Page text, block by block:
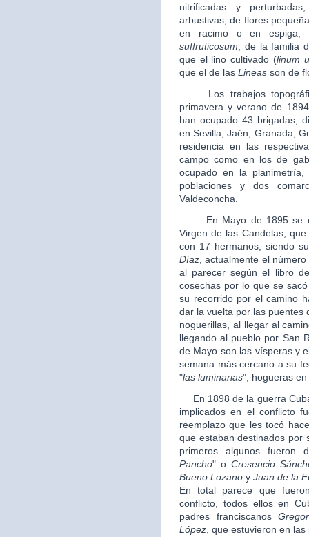
nitrificadas y
arbustivas, de flores
en racimo o en
suffruticosum , de la familia
que el lino cultivado (linum
que el de las Lineas son de
Los trabajos
primavera y verano de
han ocupado 43 brigadas,
en Sevilla, Jaén, Granada,
residencia en las
campo como en los de
ocupado en la
poblaciones y dos
Valdeconcha.
En Mayo de 1895 se
Virgen de las Candelas,
con 17 hermanos, siendo
Díaz , actualmente el
al parecer según el libro
cosechas por lo que se
su recorrido por el camino
dar la vuelta por las puentes
noguerillas, al llegar al
llegando al pueblo por San
de Mayo son las vísperas y
semana más cercano a su
"las luminarias", hogueras
En 1898 de la guerra
implicados en el conflicto
reemplazo que les tocó
que estaban destinados por
primeros algunos fueron
Pancho" o Cresencio
Bueno Lozano y Juan de la
En total parece que
conflicto, todos ellos en
padres franciscanos
López, que estuvieron en las